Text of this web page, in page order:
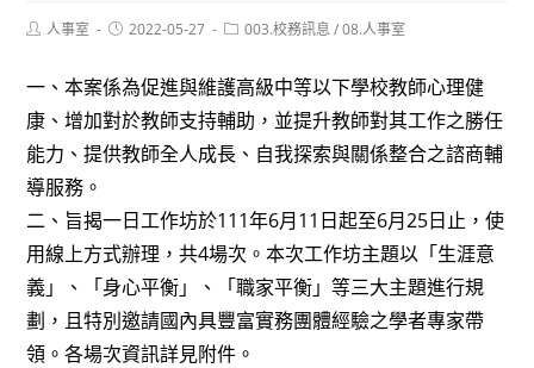
Post人事室
Post2022-05-27
Post003.校務訊息 / 08.人事室
一、本案係為促進與維護高級中等以下學校教師心理健
康、增加對於教師支持輔助，並提升教師對其工作之勝任
能力、提供教師全人成長、自我探索與關係整合之諮商輔
導服務。
二、旨揭一日工作坊於111年6月11日起至6月25日止，使
用線上方式辦理，共4場次。本次工作坊主題以「生涯意
義」、「身心平衡」、「職家平衡」等三大主題進行規
劃，且特別邀請國內具豐富實務團體經驗之學者專家帶
領。各場次資訊詳見附件。